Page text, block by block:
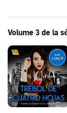
Volume 3 de la